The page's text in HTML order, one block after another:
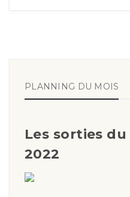
PLANNING DU MOIS
Les sorties
2022